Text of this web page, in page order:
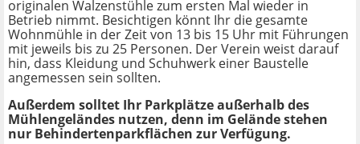
originalen Walzenstühle zum ersten Mal wieder in
Betrieb nimmt. Besichtigen könnt Ihr die gesamte
Wohnmühle in der Zeit von 13 bis 15 Uhr mit Führungen
mit jeweils bis zu 25 Personen. Der Verein weist darauf
hin, dass Kleidung und Schuhwerk einer Baustelle
angemessen sein sollten.
Außerdem solltet Ihr Parkplätze außerhalb des
Mühlengeländes nutzen, denn im Gelände stehen
nur Behindertenparkflächen zur Verfügung.